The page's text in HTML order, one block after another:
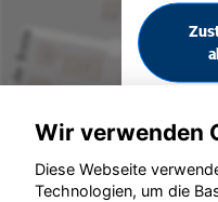
Wir verwenden
Diese Webseite
Technologien, um die